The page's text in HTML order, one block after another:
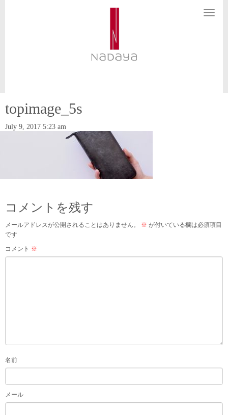
N
topimage_5s
July 9, 2017 5:23 am
コメントを残す
メールアドレスが公開されることはありません。 ※ が付いている欄は必須項目
です
コメント ※
名前
メール